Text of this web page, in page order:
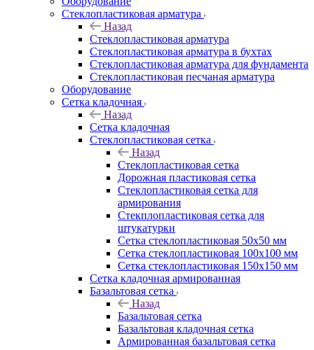
Cтеклопластиковая арматура
Назад
Cтеклопластиковая арматура
Стеклопластиковая арматура в бухтах
Стеклопластиковая арматура для фундамента
Стеклопластиковая песчаная арматура
Оборудование
Сетка кладочная
Назад
Сетка кладочная
Стеклопластиковая сетка
Назад
Стеклопластиковая сетка
Дорожная пластиковая сетка
Стеклопластиковая сетка для
армирования
Стекплопластиковая сетка для
штукатурки
Сетка стеклопластиковая 50x50 мм
Сетка стеклопластиковая 100x100 мм
Сетка стеклопластиковая 150x150 мм
Сетка кладочная армированная
Базальтовая сетка
Назад
Базальтовая сетка
Базальтовая кладочная сетка
Армированная базальтовая сетка